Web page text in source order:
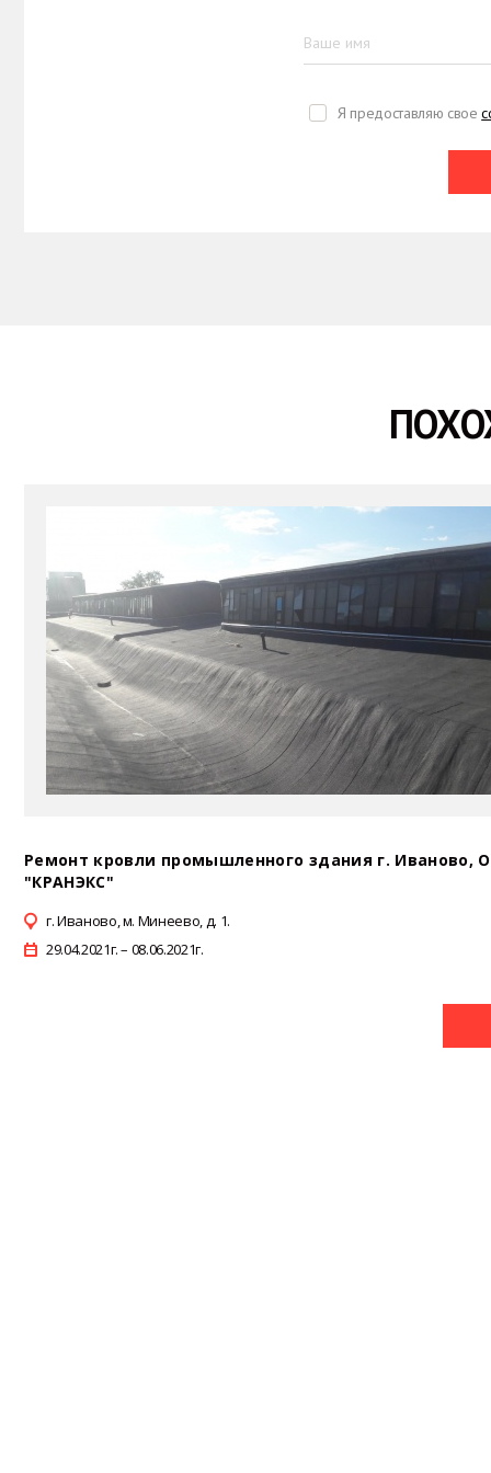
Я предоставляю свое
Ремонт кровли промышленного здания г. Иваново,
"КРАНЭКС"
г. Иваново, м. Минеево, д. 1.
29.04.2021г. – 08.06.2021г.